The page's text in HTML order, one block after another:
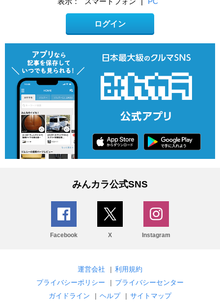
ログイン
みんカラ公式SNS
Facebook X Instagram
運営会社 | 利用規約
プライバシーポリシー
| プライバシーセンター
ガイドライン
| ヘルプ | サイトマップ